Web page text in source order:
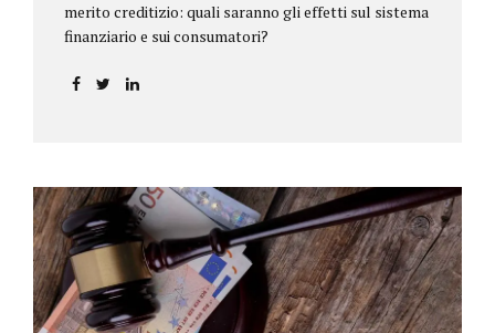
merito creditizio: quali saranno gli effetti sul sistema
finanziario e sui consumatori?